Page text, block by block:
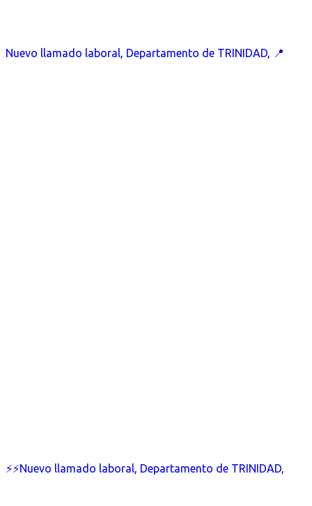
Nuevo llamado laboral, Departamento de TRINIDAD, 📍
⚡⚡Nuevo llamado laboral, Departamento de TRINIDAD,